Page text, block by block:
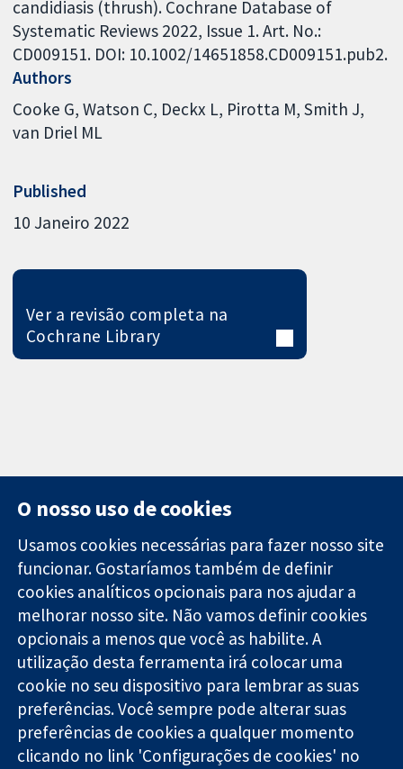
candidiasis (thrush). Cochrane Database of
Systematic Reviews 2022, Issue 1. Art. No.:
CD009151. DOI: 10.1002/14651858.CD009151.pub2.
Authors
Cooke G Watson C Deckx L Pirotta M Smith J
van Driel ML
Published
10 Janeiro 2022
Ver a revisão completa na
Cochrane Library
Evidências
confiáveis.
Decisões
informadas.
Melhor saúde.
11-13 Cavendish
Square
Londres
W1G 0AN
Reino Unido
Contato
Notícias
Assessoria de
imprensa
Sobre nós
Cochrane
Library
O nosso uso de cookies
Usamos cookies necessárias para fazer nosso site
funcionar. Gostaríamos também de definir
cookies analíticos opcionais para nos ajudar a
melhorar nosso site. Não vamos definir cookies
opcionais a menos que você as habilite. A
utilização desta ferramenta irá colocar uma
cookie no seu dispositivo para lembrar as suas
preferências. Você sempre pode alterar suas
preferências de cookies a qualquer momento
clicando no link 'Configurações de cookies' no